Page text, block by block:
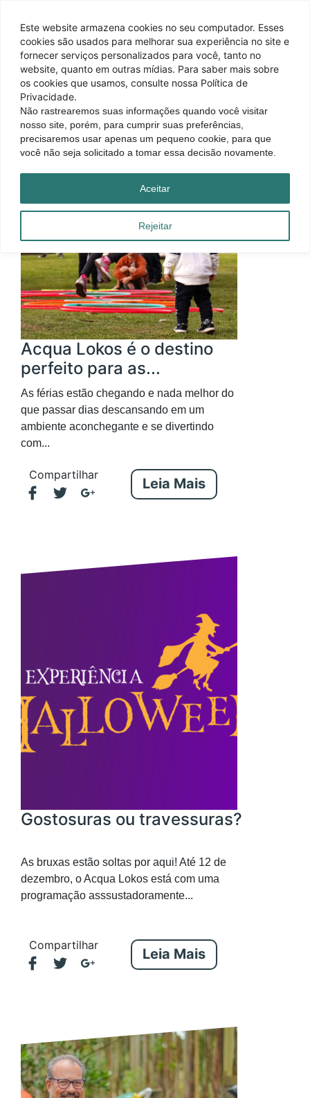
Este website armazena cookies no seu computador. Esses
cookies são usados ​​para melhorar sua experiência no site e
fornecer serviços personalizados para você, tanto no
website, quanto em outras mídias. Para saber mais sobre
os cookies que usamos, consulte nossa Política de
Privacidade.
Não rastrearemos suas informações quando você visitar
nosso site, porém, para cumprir suas preferências,
precisaremos usar apenas um pequeno cookie, para que
você não seja solicitado a tomar essa decisão novamente.
Rejeitar
Aceitar
Acqua Lokos é o destino
perfeito para as...
As férias estão chegando e nada melhor do
que passar dias descansando em um
ambiente aconchegante e se divertindo
com...
Compartilhar
Leia Mais
Gostosuras ou travessuras?
As bruxas estão soltas por aqui! Até 12 de
dezembro, o Acqua Lokos está com uma
programação asssustadoramente...
Compartilhar
Leia Mais